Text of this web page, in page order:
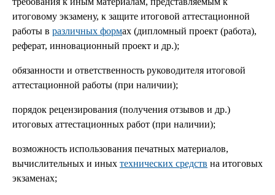
итоговому экзамену, к защите итоговой аттестационной
работы в различных формах (дипломный проект (работа),
реферат, инновационный проект и др.);
обязанности и ответственность руководителя итоговой
аттестационной работы (при наличии);
порядок рецензирования (получения отзывов и др.)
итоговых аттестационных работ (при наличии);
возможность использования печатных материалов,
вычислительных и иных технических средств на итоговых
экзаменах;